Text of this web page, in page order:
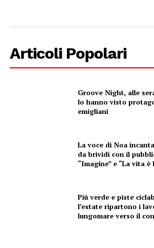
Articoli Popolari
Groove Night, alle
lo hanno visto
emigliani
La voce di Noa
da brividi con il
“Imagine” e “La vita è
Più verde e piste
l’estate ripartono i
lungomare verso il